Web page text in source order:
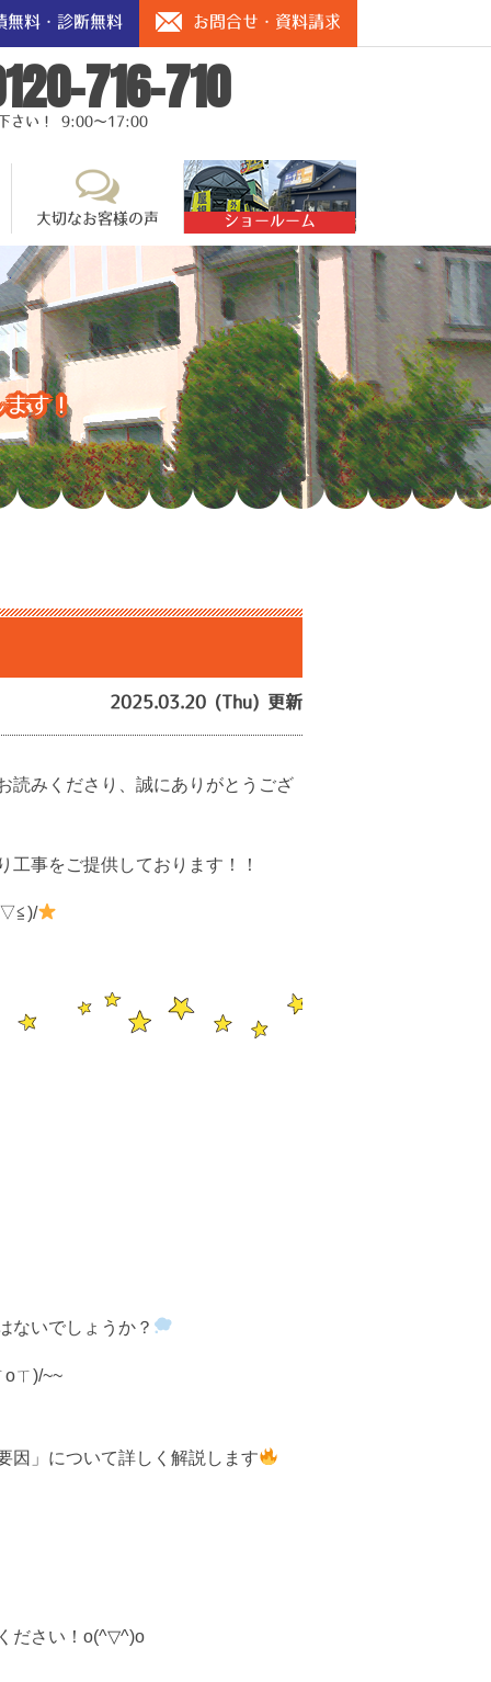
無料・診断無料 お問合せ・資料請求
716-710
さい！ 9:00～17:00
大切なお客様の声 ショールーム
ます！
2025.03.20 (Thu) 更新
読みくださり、誠にありがとうござ
事をご提供しております！！
ないでしょうか？
oㄒ)/~~
因」について詳しく解説します
ださい！o(^▽^)o